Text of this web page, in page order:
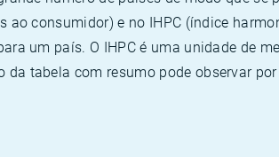
consumidor) e no IHPC (índice
um país. O IHPC é uma unidade de
tabela com resumo pode observar